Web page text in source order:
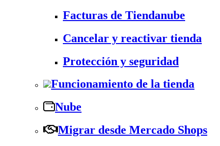
Facturas de Tiendanube
Cancelar y reactivar tienda
Protección y seguridad
Funcionamiento de la tienda
Nube
Migrar desde Mercado Shops